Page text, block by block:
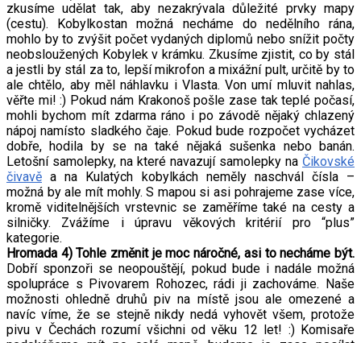
zkusíme udělat tak, aby nezakrývala důležité prvky mapy
(cestu). Kobylkostan možná necháme do nedělního rána,
mohlo by to zvýšit počet vydaných diplomů nebo snížit počty
neobsloužených Kobylek v krámku. Zkusíme zjistit, co by stál
a jestli by stál za to, lepší mikrofon a mixážní pult, určitě by to
ale chtělo, aby měl náhlavku i Vlasta. Von umí mluvit nahlas,
věřte mi! :) Pokud nám Krakonoš pošle zase tak teplé počasí,
mohli bychom mít zdarma ráno i po závodě nějaký chlazený
nápoj namísto sladkého čaje. Pokud bude rozpočet vycházet
dobře, hodila by se na také nějaká sušenka nebo banán.
Letošní samolepky, na které navazují samolepky na Čikovské
čivavě a na Kulatých kobylkách neměly naschvál čísla –
možná by ale mít mohly. S mapou si asi pohrajeme zase více,
kromě viditelnějších vrstevnic se zaměříme také na cesty a
silničky. Zvážíme i úpravu věkových kritérií pro “plus”
kategorie.
Hromada 4) Tohle změnit je moc náročné, asi to necháme být.
Dobří sponzoři se neopouštějí, pokud bude i nadále možná
spolupráce s Pivovarem Rohozec, rádi ji zachováme. Naše
možnosti ohledně druhů piv na místě jsou ale omezené a
navíc víme, že se stejně nikdy nedá vyhovět všem, protože
pivu v Čechách rozumí všichni od věku 12 let! :) Komisaře